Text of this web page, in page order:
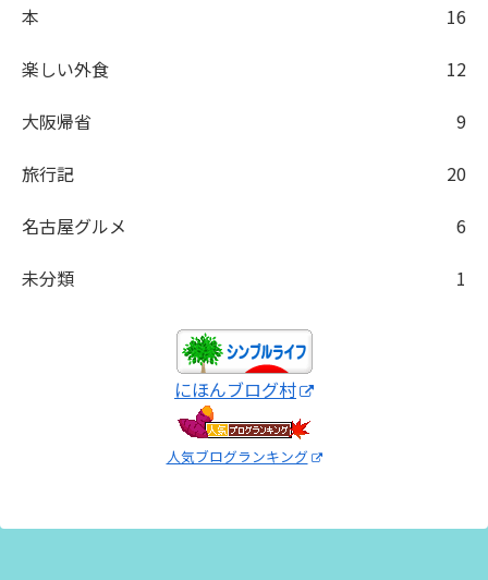
本
16
楽しい外食
12
大阪帰省
9
旅行記
20
名古屋グルメ
6
未分類
1
にほんブログ村
人気ブログランキング